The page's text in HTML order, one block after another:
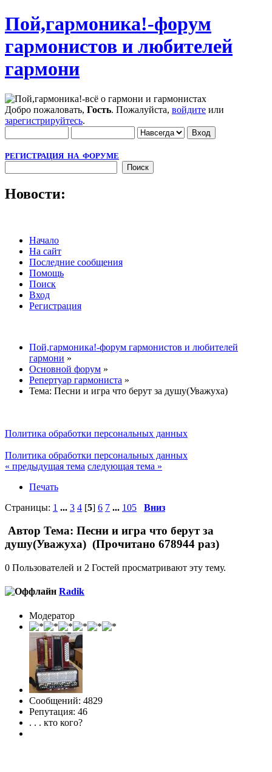
Пой,гармоника!-форум
гармонистов и любителей
гармони
Добро пожаловать, Гость. Пожалуйста, войдите или
зарегистрируйтесь.
РЕГИСТРАЦИЯ НА ФОРУМЕ
Новости:
Начало
На сайт
Последние сообщения
Помощь
Поиск
Вход
Регистрация
Пой,гармоника!-форум гармонистов и любителей
гармони »
Основной форум »
Репертуар гармониста »
Тема: Песни и игра что берут за душу(Уважуха)
Политика обработки персональных данных
Политика обработки персональных данных
« предыдущая тема следующая тема »
Печать
Страницы: 1 ... 3 4 [5] 6 7 ... 105 Вниз
Автор Тема: Песни и игра что берут за
душу(Уважуха) (Прочитано 678944 раз)
0 Пользователей и 2 Гостей просматривают эту тему.
Radik
Модератор
Сообщений: 4829
Репутация: 46
. . . кто кого?